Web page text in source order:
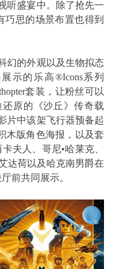
听盛宴中。除了抢先一
巧思的场景布置也得到
幻的外观以及生物拟态
示的乐高®Icons系列
套装，让粉丝可以
原的《沙丘》传奇载
片中该架飞行器预备起
木版角色海报，以及套
夫人、哥尼•哈莱克、
达荷以及哈克南男爵在
前共同展示。